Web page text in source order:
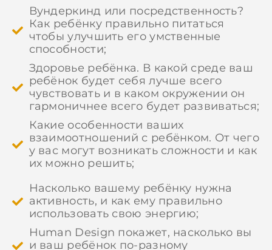
Вундеркинд или посредственность?
Как ребёнку правильно питаться
чтобы улучшить его умственные
способности;
Здоровье ребёнка. В какой среде ваш
ребёнок будет себя лучше всего
чувствовать и в каком окружении он
гармоничнее всего будет развиваться;
Какие особенности ваших
взаимоотношений с ребёнком. От чего
у вас могут возникать сложности и как
их можно решить;
Насколько вашему ребёнку нужна
активность, и как ему правильно
использовать свою энергию;
Human Design покажет, насколько вы
и ваш ребёнок по-разному